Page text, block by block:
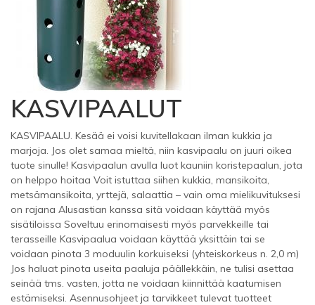
KASVIPAALUT
KASVIPAALU. Kesää ei voisi kuvitellakaan ilman kukkia ja
marjoja. Jos olet samaa mieltä, niin kasvipaalu on juuri oikea
tuote sinulle! Kasvipaalun avulla luot kauniin koristepaalun, jota
on helppo hoitaa Voit istuttaa siihen kukkia, mansikoita,
metsämansikoita, yrttejä, salaattia – vain oma mielikuvituksesi
on rajana Alusastian kanssa sitä voidaan käyttää myös
sisätiloissa Soveltuu erinomaisesti myös parvekkeille tai
terasseille Kasvipaalua voidaan käyttää yksittäin tai se
voidaan pinota 3 moduulin korkuiseksi (yhteiskorkeus n. 2,0 m)
Jos haluat pinota useita paaluja päällekkäin, ne tulisi asettaa
seinää tms. vasten, jotta ne voidaan kiinnittää kaatumisen
estämiseksi. Asennusohjeet ja tarvikkeet tulevat tuotteet